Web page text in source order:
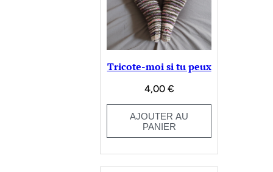
Tricote-moi si tu peux
4,00 €
AJOUTER AU
PANIER